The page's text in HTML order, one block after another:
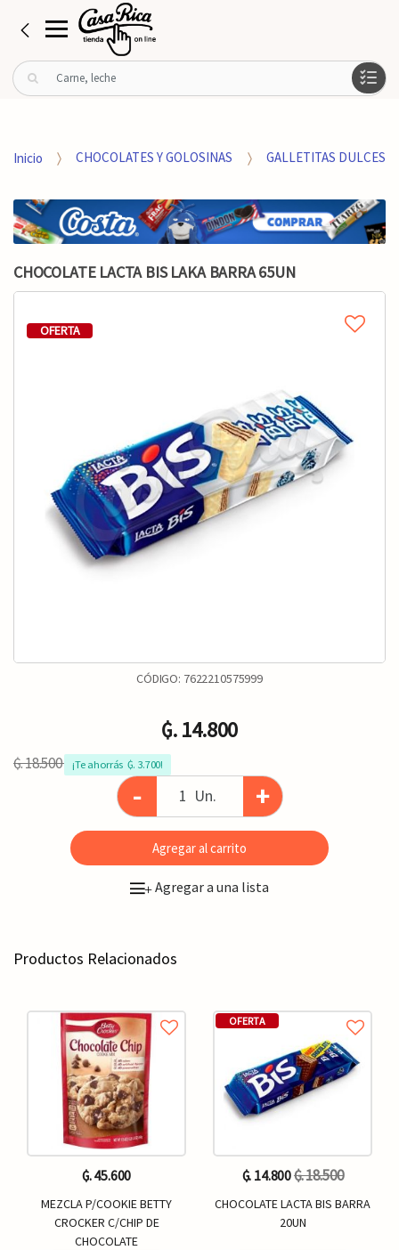
B
u
r
o
r
:
Inicio CHOCOLATES Y GOLOSINAS GALLETITAS DULCES
CHOCOLATE LACTA BIS LAKA BARRA 65UN
OFERTA
CÓDIGO: 7622210575999
₲. 14.800
₲. 18.500 ¡Te ahorrás  ₲. 3.700!
- Un. +
Agregar al carrito
+Agregar a una lista
Productos Relacionados
₲. 45.600
MEZCLA P/COOKIE BETTY
CROCKER C/CHIP DE
CHOCOLATE
OFERTA
₲. 14.800₲. 18.500
CHOCOLATE LACTA BIS BARRA
20UN